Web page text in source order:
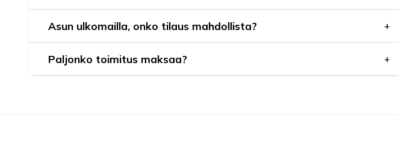
Asun ulkomailla, onko tilaus mahdollista?
Paljonko toimitus maksaa?